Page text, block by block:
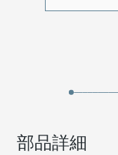
部品詳細